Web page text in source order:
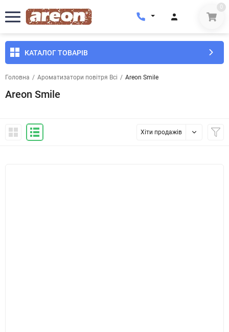
0
КАТАЛОГ ТОВАРІВ
Головна / Ароматизатори повітря Всі / Areon Smile
Areon Smile
Хіти продажів